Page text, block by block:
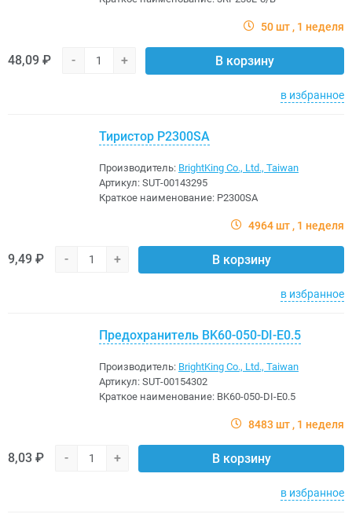
50 шт 1 неделя
48,09 ₽ - + В корзину
в избранное
Тиристор P2300SA
Производитель: BrightKing Co., Ltd., Taiwan
Артикул: SUT-00143295
Краткое наименование: P2300SA
4964 шт 1 неделя
9,49 ₽ - + В корзину
в избранное
Предохранитель BK60-050-DI-E0.5
Производитель: BrightKing Co., Ltd., Taiwan
Артикул: SUT-00154302
Краткое наименование: BK60-050-DI-E0.5
8483 шт 1 неделя
8,03 ₽ - + В корзину
в избранное